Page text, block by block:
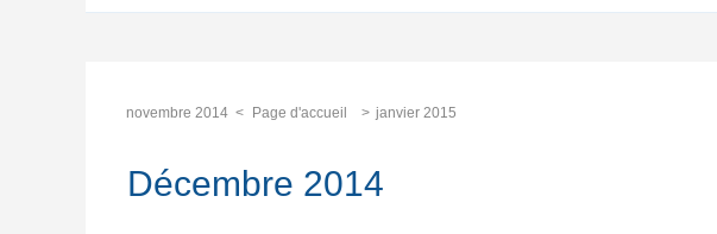
novembre 2014 Page d'accueil janvier 2015
Décembre 2014